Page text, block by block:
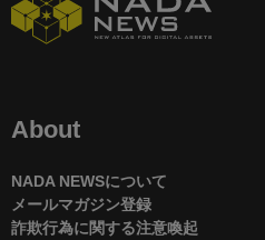
About
NADA NEWSについて
メールマガジン登録
詐欺行為に関する注意喚起